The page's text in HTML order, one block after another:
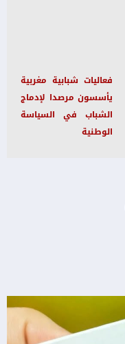
فعاليات شبابية مغربية
يأسسون مرصدا لإدماج
الشباب في السياسة
الوطنية